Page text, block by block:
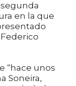
en la que
“hace unos
Soneira,